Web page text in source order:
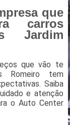
que
carros
Jardim
que vão te
Romeiro tem
Saiba
e atenção
o Auto Center